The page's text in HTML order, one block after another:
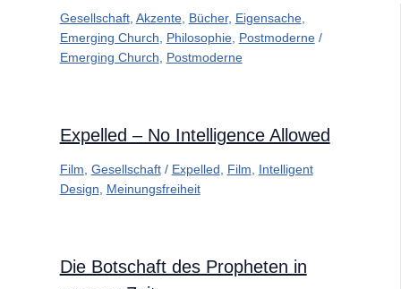
Gesellschaft, Akzente, Bücher, Eigensache,
Emerging Church
Philosophie, Postmoderne/
Emerging Church
Postmoderne
Expelled – No Intelligence Allowed
Film Gesellschaft/ Expelled Film
Intelligent
Design
Meinungsfreiheit
Die Botschaft des Propheten in